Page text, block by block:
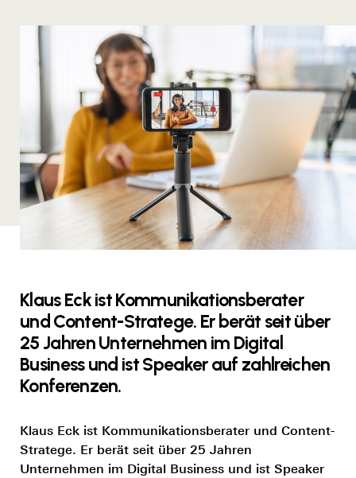
Klaus Eck ist Kommunikationsberater
und Content-Stratege. Er berät seit über
25 Jahren Unternehmen im Digital
Business und ist Speaker auf zahlreichen
Konferenzen.
Klaus Eck ist Kommunikationsberater und Content-
Stratege. Er berät seit über 25 Jahren
Unternehmen im Digital Business und ist Speaker